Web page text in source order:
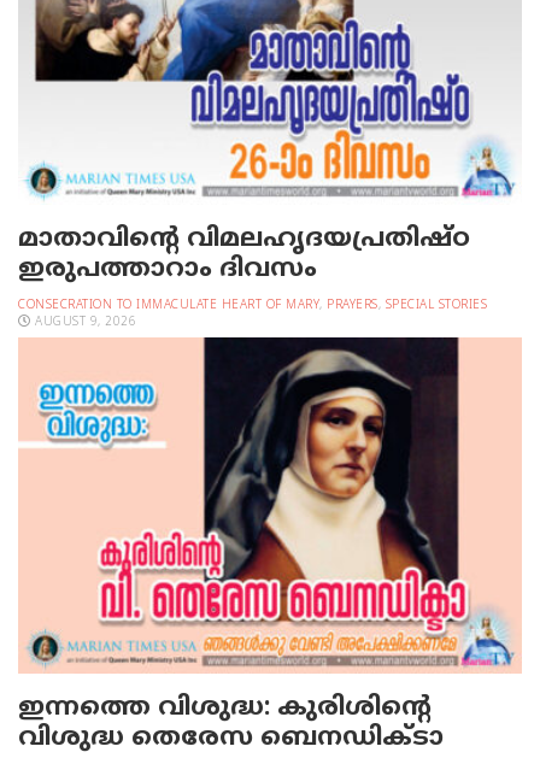
മാതാവിന്റെ വിമലഹൃദയപ്രതിഷ്ഠ
ഇരുപത്താറാം ദിവസം
CONSECRATION TO IMMACULATE HEART OF MARY, PRAYERS, SPECIAL STORIES
AUGUST 9, 2026
ഇന്നത്തെ വിശുദ്ധ: കുരിശിന്റെ
വിശുദ്ധ തെരേസ ബെനഡിക്ടാ